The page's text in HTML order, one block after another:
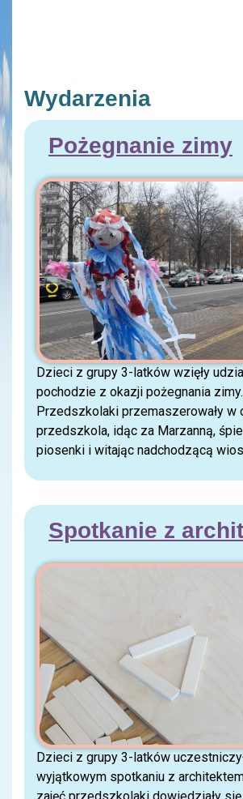
Wydarzenia
Pożegnanie zimy
Dzieci z grupy 3-latków wzięły
pochodzie z okazji pożegnania zimy.
Przedszkolaki przemaszerowały w
przedszkola, idąc za Marzanną,
piosenki i witając nadchodzącą
Spotkanie z
Dzieci z grupy 3-latków
wyjątkowym spotkaniu z